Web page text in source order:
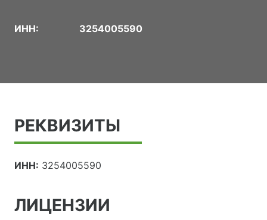
ИНН: 3254005590
РЕКВИЗИТЫ
ИНН: 3254005590
ЛИЦЕНЗИИ